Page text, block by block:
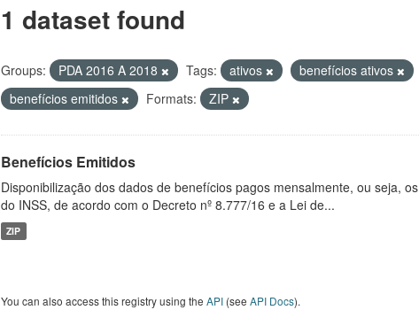
1 dataset found
Groups: PDA 2016 A 2018 Tags: ativos
benefícios ativos
benefícios emitidos
Formats: ZIP
Benefícios Emitidos
Disponibilização dos dados de benefícios pagos mensalmente, ou seja,
do INSS, de acordo com o Decreto nº 8.777/16 e a Lei de...
ZIP
You can also access this registry using the API (see API Docs).